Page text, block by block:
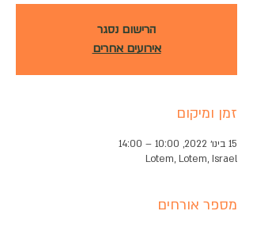
הרישום נסגר
אירועים אחרים
זמן ומיקום
15 בינו׳ 2022, 10:00 – 14:00
Lotem, Lotem, Israel
מספר אורחים